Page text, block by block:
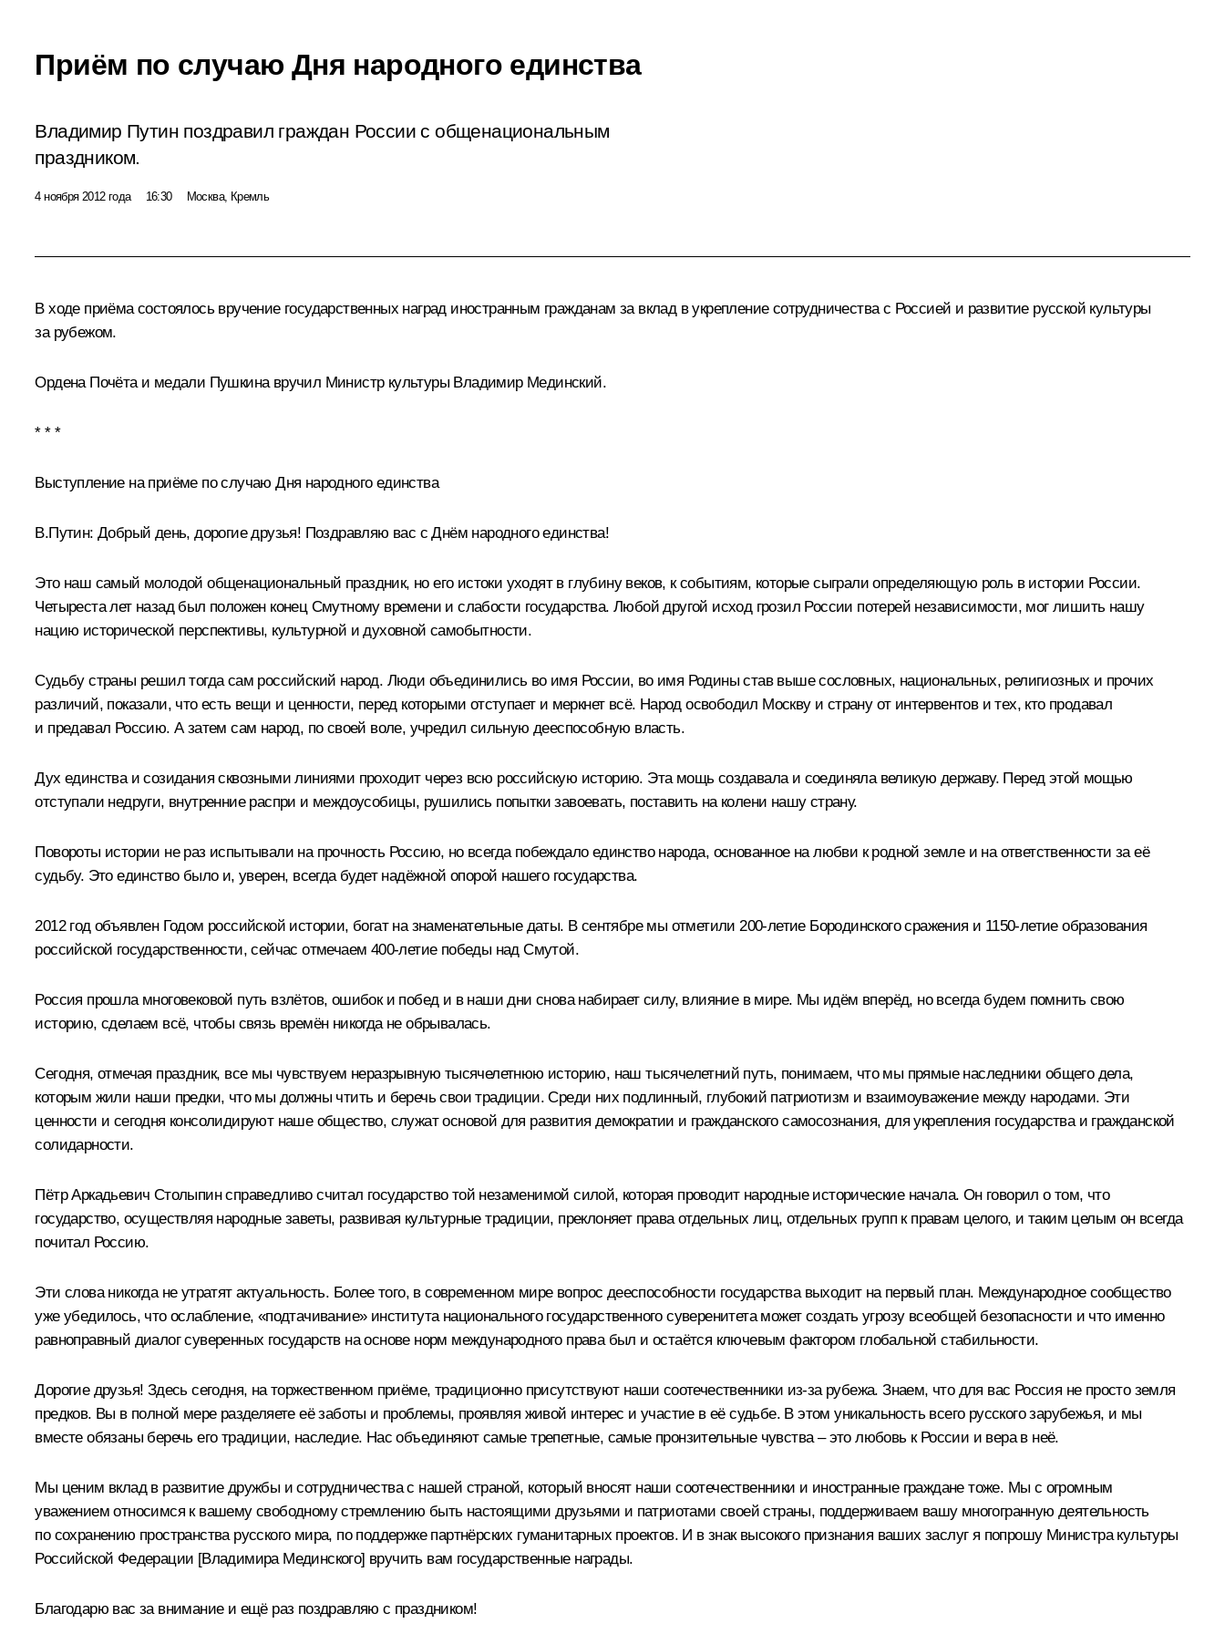
Приём по случаю Дня народного единства
Владимир Путин поздравил граждан России с общенациональным
праздником.
4 ноября 2012 года 16:30 Москва, Кремль
В ходе приёма состоялось вручение государственных наград иностранным гражданам за вклад в укрепление сотрудничества с Россией и развитие русской культуры
за рубежом.
Ордена Почётаи медали Пушкинавручил Министр культуры Владимир Мединский.
* * *
Выступление на приёме по случаю Дня народного единства
В.Путин: Добрый день, дорогие друзья! Поздравляю вас с Днём народного единства!
Это наш самый молодой общенациональный праздник, но его истоки уходят в глубину веков, к событиям, которые сыграли определяющую роль в истории России.
Четыреста лет назад был положен конец Смутному времени и слабости государства. Любой другой исход грозил России потерей независимости, мог лишить нашу
нацию исторической перспективы, культурной и духовной самобытности.
Судьбу страны решил тогда сам российский народ. Люди объединились во имя России, во имя Родины став выше сословных, национальных, религиозных и прочих
различий, показали, что есть вещи и ценности, перед которыми отступает и меркнет всё. Народ освободил Москву и страну от интервентов и тех, кто продавал
и предавал Россию. А затем сам народ, по своей воле, учредил сильную дееспособную власть.
Дух единства и созидания сквозными линиями проходит через всю российскую историю. Эта мощь создавала и соединяла великую державу. Перед этой мощью
отступали недруги, внутренние распри и междоусобицы, рушились попытки завоевать, поставить на колени нашу страну.
Повороты истории не раз испытывали на прочность Россию, но всегда побеждало единство народа, основанное на любви к родной земле и на ответственности за её
судьбу. Это единство было и, уверен, всегда будет надёжной опорой нашего государства.
2012 год объявлен Годом российской истории, богат на знаменательные даты. В сентябре мы отметили 200-летие Бородинского сражения и 1150-летие образования
российской государственности, сейчас отмечаем 400-летие победы над Смутой.
Россия прошла многовековой путь взлётов, ошибок и побед и в наши дни снова набирает силу, влияние в мире. Мы идём вперёд, но всегда будем помнить свою
историю, сделаем всё, чтобы связь времён никогда не обрывалась.
Сегодня, отмечая праздник, все мы чувствуем неразрывную тысячелетнюю историю, наш тысячелетний путь, понимаем, что мы прямые наследники общего дела,
которым жили наши предки, что мы должны чтить и беречь свои традиции. Среди них подлинный, глубокий патриотизм и взаимоуважение между народами. Эти
ценности и сегодня консолидируют наше общество, служат основой для развития демократии и гражданского самосознания, для укрепления государства и гражданской
солидарности.
Пётр Аркадьевич Столыпин справедливо считал государство той незаменимой силой, которая проводит народные исторические начала. Он говорил о том, что
государство, осуществляя народные заветы, развивая культурные традиции, преклоняет права отдельных лиц, отдельных групп к правам целого, и таким целым он всегда
почитал Россию.
Эти слова никогда не утратят актуальность. Более того, в современном мире вопрос дееспособности государства выходит на первый план. Международное сообщество
уже убедилось, что ослабление, «подтачивание» института национального государственного суверенитета может создать угрозу всеобщей безопасности и что именно
равноправный диалог суверенных государств на основе норм международного права был и остаётся ключевым фактором глобальной стабильности.
Дорогие друзья! Здесь сегодня, на торжественном приёме, традиционно присутствуют наши соотечественники из‑за рубежа. Знаем, что для вас Россия не просто земля
предков. Вы в полной мере разделяете её заботы и проблемы, проявляя живой интерес и участие в её судьбе. В этом уникальность всего русского зарубежья, и мы
вместе обязаны беречь его традиции, наследие. Нас объединяют самые трепетные, самые пронзительные чувства – это любовь к России и вера в неё.
Мы ценим вклад в развитие дружбы и сотрудничества с нашей страной, который вносят наши соотечественники и иностранные граждане тоже. Мы с огромным
уважением относимся к вашему свободному стремлению быть настоящими друзьями и патриотами своей страны, поддерживаем вашу многогранную деятельность
по сохранению пространства русского мира, по поддержке партнёрских гуманитарных проектов. И в знак высокого признания ваших заслуг я попрошу Министра культуры
Российской Федерации [Владимира Мединского] вручить вам государственные награды.
Благодарю вас за внимание и ещё раз поздравляю с праздником!